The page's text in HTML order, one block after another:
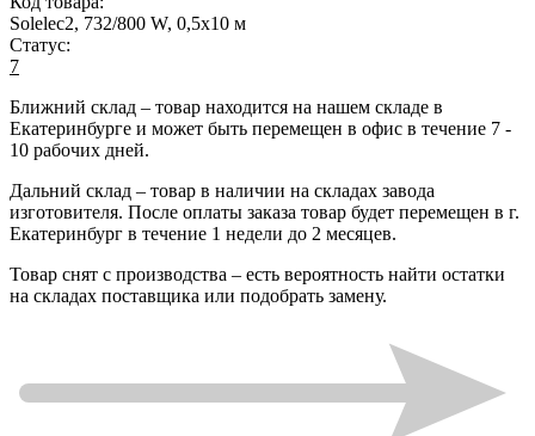
Solelec2, 732/800 W, 0,5х10 м
Статус:
7
Ближний склад – товар находится на нашем складе в
Екатеринбурге и может быть перемещен в офис в течение 7 -
10 рабочих дней.
Дальний склад – товар в наличии на складах завода
изготовителя. После оплаты заказа товар будет перемещен в г.
Екатеринбург в течение 1 недели до 2 месяцев.
Товар снят с производства – есть вероятность найти остатки
на складах поставщика или подобрать замену.